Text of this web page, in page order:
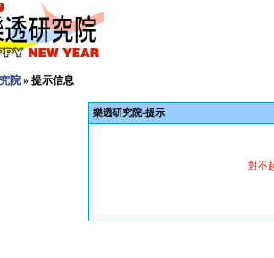
院» 提示信息
樂透研究院-提示
對不